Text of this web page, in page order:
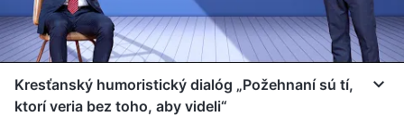
Kresťanský humoristický dialóg „Požehnaní sú tí,
ktorí veria bez toho, aby videli“